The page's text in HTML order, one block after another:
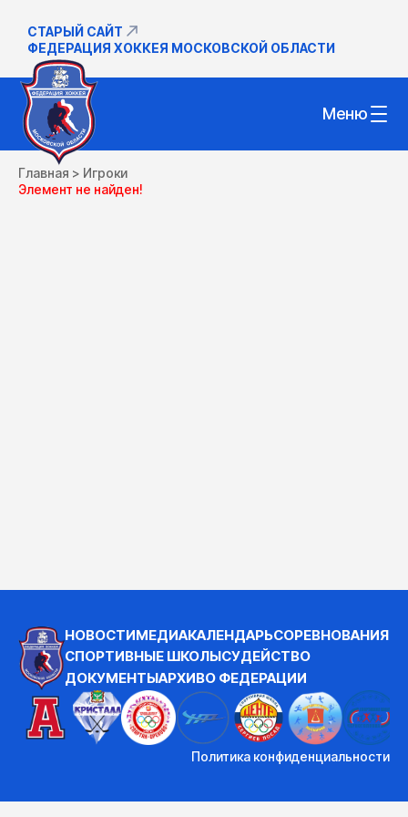
СТАРЫЙ САЙТ
ФЕДЕРАЦИЯ ХОККЕЯ МОСКОВСКОЙ ОБЛАСТИ
Меню
Главная > Игроки
Элемент не найден!
НОВОСТИМЕДИАКАЛЕНДАРЬСОРЕВНОВАНИЯ
СПОРТИВНЫЕ ШКОЛЫСУДЕЙСТВО
ДОКУМЕНТЫАРХИВО ФЕДЕРАЦИИ
Политика конфиденциальности